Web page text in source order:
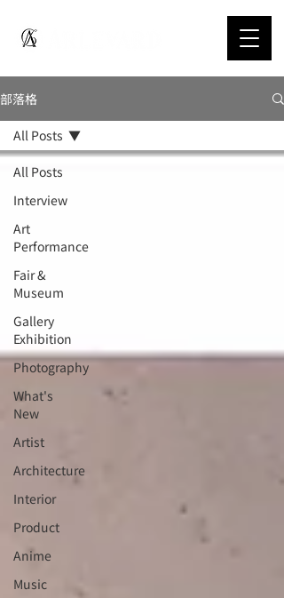
部落格
All Posts
Interview
Art
Performance
Fair &
Museum
Gallery
Exhibition
Photography
What's
New
Artist
Architecture
Interior
⁠⁠Product
Anime
Music
All Posts